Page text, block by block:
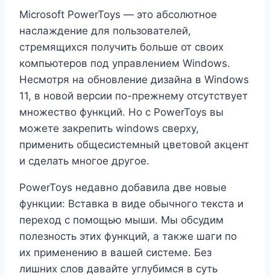
Microsoft PowerToys — это абсолютное
наслаждение для пользователей,
стремящихся получить больше от своих
компьютеров под управлением Windows.
Несмотря на обновление дизайна в Windows
11, в новой версии по-прежнему отсутствует
множество функций. Но с PowerToys вы
можете закрепить windows сверху,
применить общесистемный цветовой акцент
и сделать многое другое.
PowerToys недавно добавила две новые
функции: Вставка в виде обычного текста и
переход с помощью мыши. Мы обсудим
полезность этих функций, а также шаги по
их применению в вашей системе. Без
лишних слов давайте углубимся в суть